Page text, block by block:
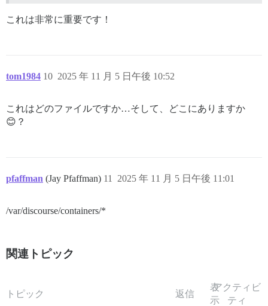
これは非常に重要です！
tom1984 2025 年 11 月 5 日午後 10:52
10
これはどのファイルですか…そして、どこにありますか
😊？
pfaffman (Jay Pfaffman) 2025 年 11 月 5 日午後 11:01
11
/var/discourse/containers/*
関連トピック
トピック 返信
表
示
アクティビ
ティ